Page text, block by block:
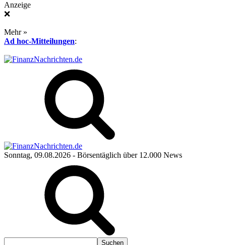
Anzeige
❌
Mehr »
Ad hoc-Mitteilungen:
Sonntag, 09.08.2026 - Börsentäglich über 12.000 News